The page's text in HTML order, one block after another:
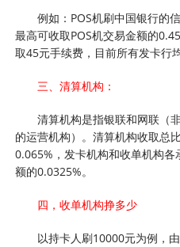
例如：POS机刷中国银行的
最高可收取POS机交易金额的
取45元手续费，目前所有发卡行
三、清算机构：
清算机构是指银联和网联（
的运营机构）。清算机构收取总
0.065%，发卡机构和收单机构
额的0.0325%。
四，收单机构挣多少
以持卡人刷10000元为例，